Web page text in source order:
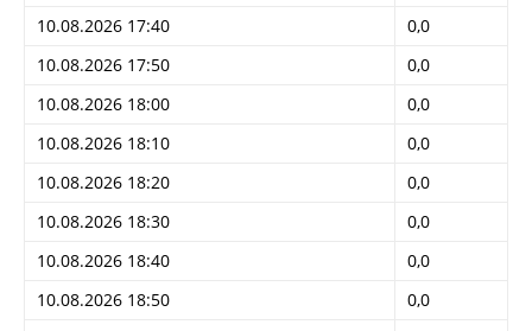
10.08.2026 17:40
0,0
10.08.2026 17:50
0,0
10.08.2026 18:00
0,0
10.08.2026 18:10
0,0
10.08.2026 18:20
0,0
10.08.2026 18:30
0,0
10.08.2026 18:40
0,0
10.08.2026 18:50
0,0